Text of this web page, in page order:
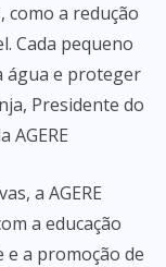
como a redução
Cada pequeno
água e proteger
Presidente do
AGERE
a AGERE
a educação
a promoção de